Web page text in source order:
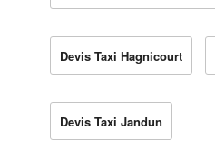
Devis Taxi Hagnicourt
Devis Taxi Jandun